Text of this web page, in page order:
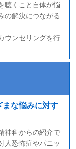
聴くこと自体が悩
の解決につながる
ウンセリングを行
まな悩みに対す
神科からの紹介で
人恐怖症やパニッ